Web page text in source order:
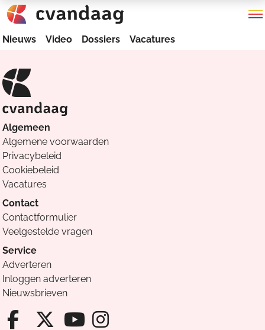
Nieuws Video Dossiers Vacatures
Algemeen
Algemene voorwaarden
Privacybeleid
Cookiebeleid
Vacatures
Contact
Contactformulier
Veelgestelde vragen
Service
Adverteren
Inloggen adverteren
Nieuwsbrieven
Facebook van Cvandaag
X van Cvandaag
Instagram van